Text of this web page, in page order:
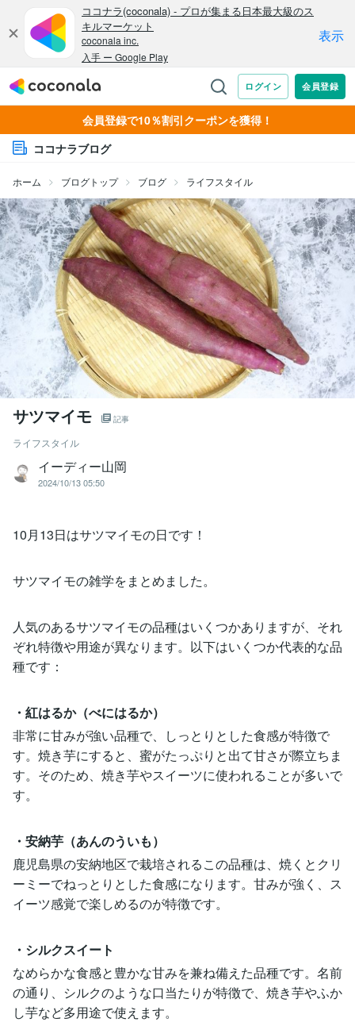
会員登録で10％割引クーポンを獲得！
ココナラブログ
ホーム ブログトップ ブログ ライフスタイル
サツマイモ 記事
ライフスタイル
イーディー山岡
2024/10/13 05:50
10月13日はサツマイモの日です！
サツマイモの雑学をまとめました。
人気のあるサツマイモの品種はいくつかありますが、それ
ぞれ特徴や用途が異なります。以下はいくつか代表的な品
種です：
・紅はるか（べにはるか）
非常に甘みが強い品種で、しっとりとした食感が特徴で
す。焼き芋にすると、蜜がたっぷりと出て甘さが際立ちま
す。そのため、焼き芋やスイーツに使われることが多いで
す。
・安納芋（あんのういも）
鹿児島県の安納地区で栽培されるこの品種は、焼くとクリ
ーミーでねっとりとした食感になります。甘みが強く、ス
イーツ感覚で楽しめるのが特徴です。
・シルクスイート
なめらかな食感と豊かな甘みを兼ね備えた品種です。名前
の通り、シルクのような口当たりが特徴で、焼き芋やふか
し芋など多用途で使えます。